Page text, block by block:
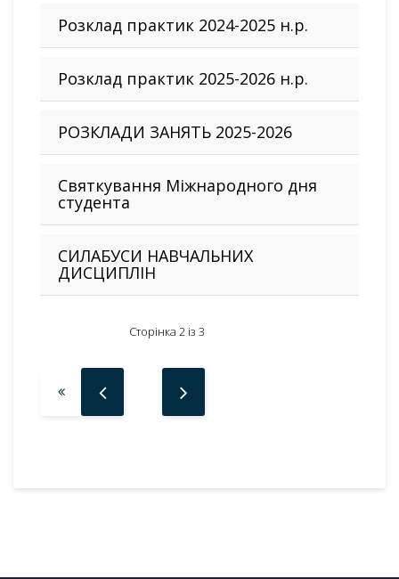
Розклад практик 2024-2025 н.р.
Розклад практик 2025-2026 н.р.
РОЗКЛАДИ ЗАНЯТЬ 2025-2026
Святкування Міжнародного дня
студента
СИЛАБУСИ НАВЧАЛЬНИХ
ДИСЦИПЛІН
Сторінка 2 із 3